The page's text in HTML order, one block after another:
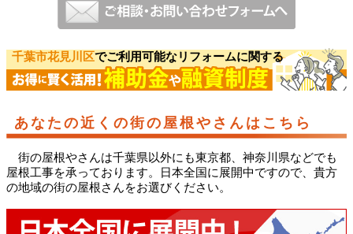
千葉市花見川区でご利用可能なリフォームに関する
あなたの近くの街の屋根やさんはこちら
街の屋根やさんは千葉県以外にも東京都、神奈川県などでも
屋根工事を承っております。日本全国に展開中ですので、貴方
の地域の街の屋根さんをお選びください。